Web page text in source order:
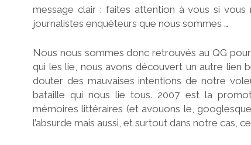
message clair : faites attention à vous si vous
journalistes enquêteurs que nous sommes …
Nous nous sommes donc retrouvés au QG
qui les lie, nous avons découvert un autre lien
douter des mauvaises intentions de notre
bataille qui nous lie tous. 2007 est la
mémoires littéraires (et avouons le,
l’absurde mais aussi, et surtout dans notre cas,